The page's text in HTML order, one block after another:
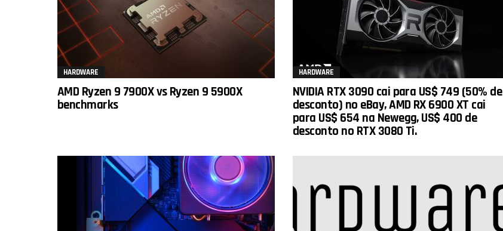
HARDWARE
AMD Ryzen 9 7900X vs Ryzen 9 5900X
benchmarks
HARDWARE
NVIDIA RTX 3090 cai para US$ 749 (50% de
desconto) no eBay, AMD RX 6900 XT cai
para US$ 654 na Newegg, US$ 400 de
desconto no RTX 3080 Ti.